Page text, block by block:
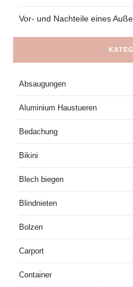
Vor- und Nachteile eines
Absaugungen
Aluminium Haustueren
Bedachung
Bikini
Blech biegen
Blindnieten
Bolzen
Carport
Container